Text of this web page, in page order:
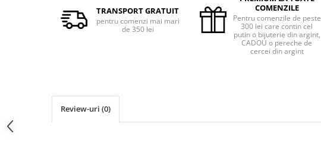
TRANSPORT GRATUIT
pentru comenzi mai mari
de 350 lei
COMENZILE
Pentru comenzile de peste
300 lei care contin cel
putin o bijuterie din argint,
CADOU o pereche de
cercei din argint
Review-uri (0)